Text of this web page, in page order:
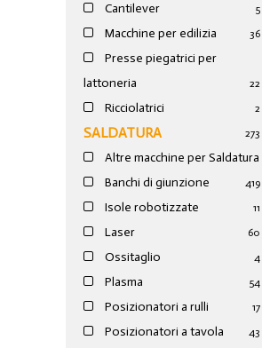
Cantilever 5
Macchine per edilizia 36
Presse piegatrici per
lattoneria
22
Ricciolatrici 2
SALDATURA 273
Altre macchine per Saldatura
19
Banchi di giunzione 4
Isole robotizzate 11
Laser 60
Ossitaglio 4
Plasma 54
Posizionatori a rulli 17
Posizionatori a tavola 43